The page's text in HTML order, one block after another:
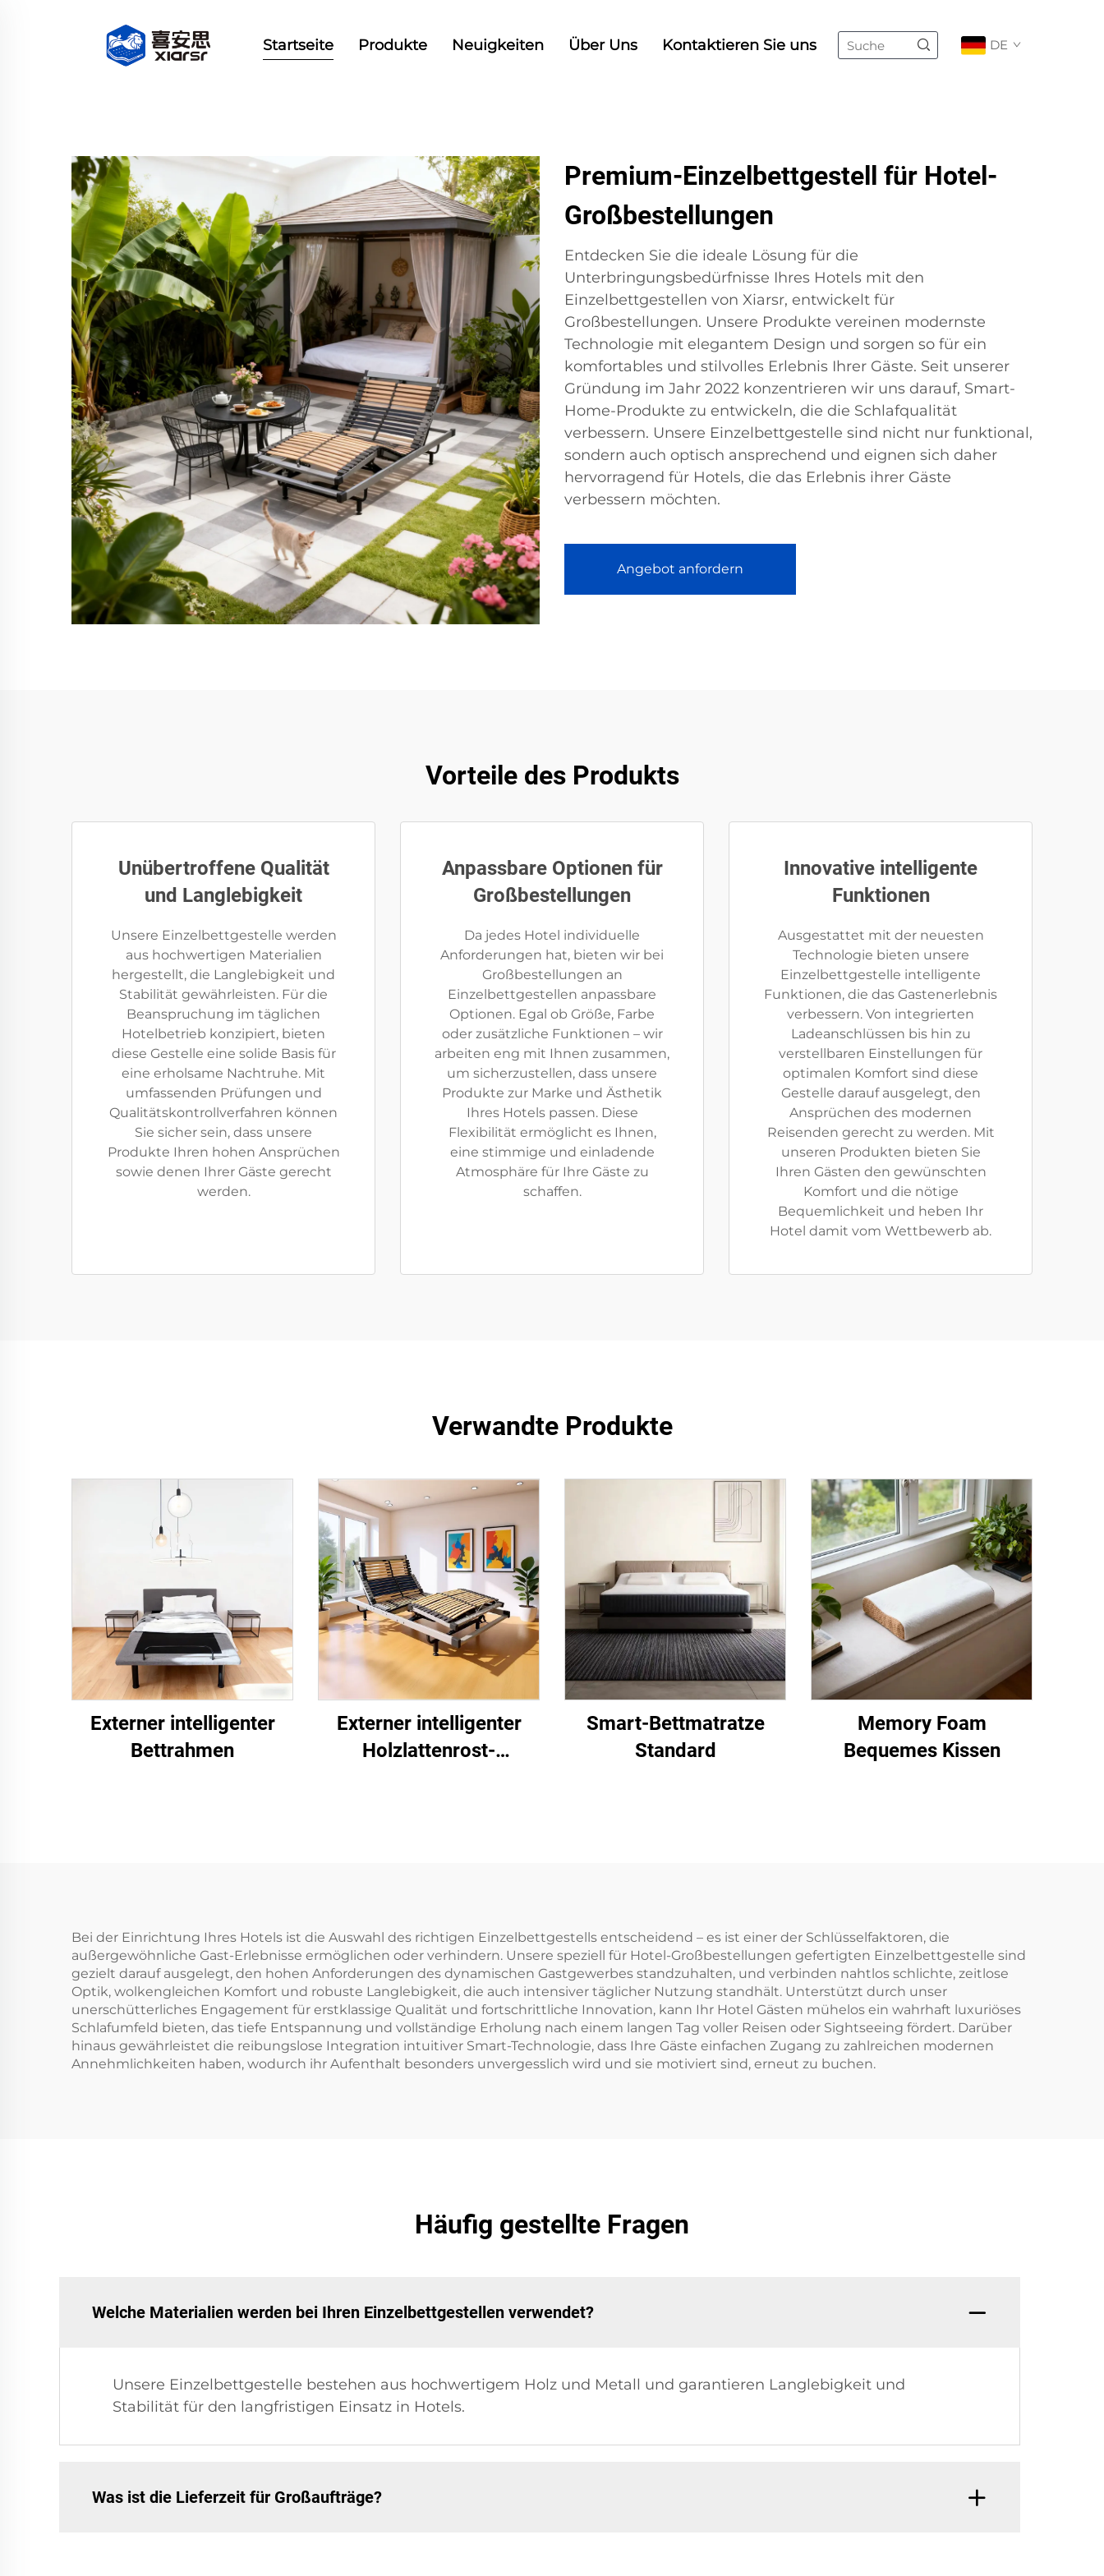
Startseite Produkte Neuigkeiten Über Uns Kontaktieren Sie uns DE
Premium-Einzelbettgestell für Hotel-
Großbestellungen
Entdecken Sie die ideale Lösung für die
Unterbringungsbedürfnisse Ihres Hotels mit den
Einzelbettgestellen von Xiarsr, entwickelt für
Großbestellungen. Unsere Produkte vereinen modernste
Technologie mit elegantem Design und sorgen so für ein
komfortables und stilvolles Erlebnis Ihrer Gäste. Seit unserer
Gründung im Jahr 2022 konzentrieren wir uns darauf, Smart-
Home-Produkte zu entwickeln, die die Schlafqualität
verbessern. Unsere Einzelbettgestelle sind nicht nur funktional,
sondern auch optisch ansprechend und eignen sich daher
hervorragend für Hotels, die das Erlebnis ihrer Gäste
verbessern möchten.
Angebot anfordern
Vorteile des Produkts
Unübertroffene Qualität
und Langlebigkeit
Unsere Einzelbettgestelle werden
aus hochwertigen Materialien
hergestellt, die Langlebigkeit und
Stabilität gewährleisten. Für die
Beanspruchung im täglichen
Hotelbetrieb konzipiert, bieten
diese Gestelle eine solide Basis für
eine erholsame Nachtruhe. Mit
umfassenden Prüfungen und
Qualitätskontrollverfahren können
Sie sicher sein, dass unsere
Produkte Ihren hohen Ansprüchen
sowie denen Ihrer Gäste gerecht
werden.
Anpassbare Optionen für
Großbestellungen
Da jedes Hotel individuelle
Anforderungen hat, bieten wir bei
Großbestellungen an
Einzelbettgestellen anpassbare
Optionen. Egal ob Größe, Farbe
oder zusätzliche Funktionen – wir
arbeiten eng mit Ihnen zusammen,
um sicherzustellen, dass unsere
Produkte zur Marke und Ästhetik
Ihres Hotels passen. Diese
Flexibilität ermöglicht es Ihnen,
eine stimmige und einladende
Atmosphäre für Ihre Gäste zu
schaffen.
Innovative intelligente
Funktionen
Ausgestattet mit der neuesten
Technologie bieten unsere
Einzelbettgestelle intelligente
Funktionen, die das Gastenerlebnis
verbessern. Von integrierten
Ladeanschlüssen bis hin zu
verstellbaren Einstellungen für
optimalen Komfort sind diese
Gestelle darauf ausgelegt, den
Ansprüchen des modernen
Reisenden gerecht zu werden. Mit
unseren Produkten bieten Sie
Ihren Gästen den gewünschten
Komfort und die nötige
Bequemlichkeit und heben Ihr
Hotel damit vom Wettbewerb ab.
Verwandte Produkte
Externer intelligenter
Bettrahmen
Externer intelligenter
Holzlattenrost-
Smart-Bettmatratze
Standard
Memory Foam
Bequemes Kissen
Bei der Einrichtung Ihres Hotels ist die Auswahl des richtigen Einzelbettgestells entscheidend – es ist einer der Schlüsselfaktoren, die
außergewöhnliche Gast-Erlebnisse ermöglichen oder verhindern. Unsere speziell für Hotel-Großbestellungen gefertigten Einzelbettgestelle sind
gezielt darauf ausgelegt, den hohen Anforderungen des dynamischen Gastgewerbes standzuhalten, und verbinden nahtlos schlichte, zeitlose
Optik, wolkengleichen Komfort und robuste Langlebigkeit, die auch intensiver täglicher Nutzung standhält. Unterstützt durch unser
unerschütterliches Engagement für erstklassige Qualität und fortschrittliche Innovation, kann Ihr Hotel Gästen mühelos ein wahrhaft luxuriöses
Schlafumfeld bieten, das tiefe Entspannung und vollständige Erholung nach einem langen Tag voller Reisen oder Sightseeing fördert. Darüber
hinaus gewährleistet die reibungslose Integration intuitiver Smart-Technologie, dass Ihre Gäste einfachen Zugang zu zahlreichen modernen
Annehmlichkeiten haben, wodurch ihr Aufenthalt besonders unvergesslich wird und sie motiviert sind, erneut zu buchen.
Häufig gestellte Fragen
Welche Materialien werden bei Ihren Einzelbettgestellen verwendet?
Unsere Einzelbettgestelle bestehen aus hochwertigem Holz und Metall und garantieren Langlebigkeit und
Stabilität für den langfristigen Einsatz in Hotels.
Was ist die Lieferzeit für Großaufträge?